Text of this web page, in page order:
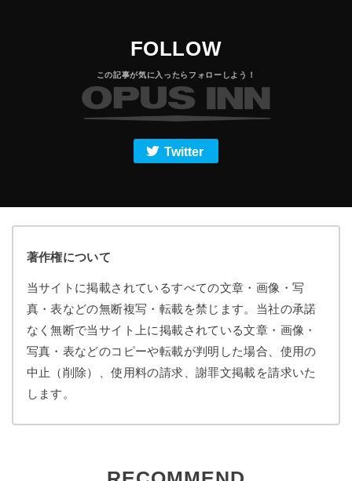
FOLLOW
Twitter
著作権について
当サイトに掲載されているすべての文章・画像・写
真・表などの無断複写・転載を禁じます。当社の承諾
なく無断で当サイト上に掲載されている文章・画像・
写真・表などのコピーや転載が判明した場合、使用の
中止（削除）、使用料の請求、謝罪文掲載を請求いた
します。